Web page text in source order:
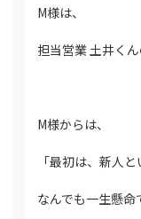
M様は、
担当営業 土井く
M様からは、
「最初は、新人
なんでも一生懸命